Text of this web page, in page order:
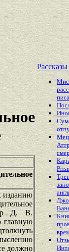
изданию
Д. В.
главную
должно